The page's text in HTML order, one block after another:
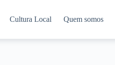
Cultura Local Quem somos